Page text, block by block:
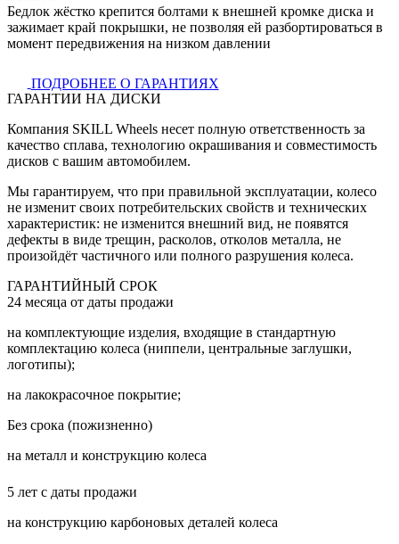
Бедлок жёстко крепится болтами к внешней кромке диска и
зажимает край покрышки, не позволяя ей разбортироваться в
момент передвижения на низком давлении
ПОДРОБНЕЕ О ГАРАНТИЯХ
ГАРАНТИИ НА ДИСКИ
Компания SKILL Wheels несет полную ответственность за
качество сплава, технологию окрашивания и совместимость
дисков с вашим автомобилем.
Мы гарантируем, что при правильной эксплуатации, колесо
не изменит своих потребительских свойств и технических
характеристик: не изменится внешний вид, не появятся
дефекты в виде трещин, расколов, отколов металла, не
произойдёт частичного или полного разрушения колеса.
ГАРАНТИЙНЫЙ СРОК
24 месяца от даты продажи
на комплектующие изделия, входящие в стандартную
комплектацию колеса (ниппели, центральные заглушки,
логотипы);
на лакокрасочное покрытие;
Без срока (пожизненно)
на металл и конструкцию колеса
5 лет с даты продажи
на конструкцию карбоновых деталей колеса